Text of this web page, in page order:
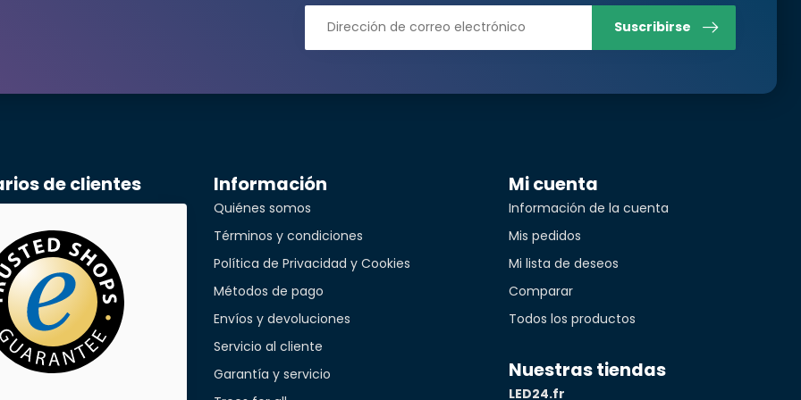
empresa
cantidad*
Suscribirse
de clientes Información
Quiénes somos
Términos y condiciones
Política de Privacidad y Cookies
Métodos de pago
Envíos y devoluciones
Servicio al cliente
Garantía y servicio
Mi cuenta
Información de la cuenta
Mis pedidos
Mi lista de deseos
Comparar
Todos los productos
Nuestras tiendas
LED24.fr